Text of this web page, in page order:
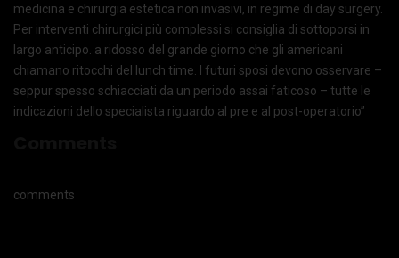
medicina e chirurgia estetica non invasivi, in regime di day surgery.
Per interventi chirurgici più complessi si consiglia di sottoporsi in
largo anticipo. a ridosso del grande giorno che gli americani
chiamano ritocchi del lunch time. I futuri sposi devono osservare –
seppur spesso schiacciati da un periodo assai faticoso – tutte le
indicazioni dello specialista riguardo al pre e al post-operatorio”
comments